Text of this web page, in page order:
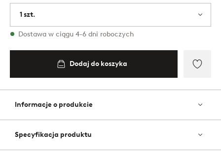
1 szt.
W magazynie
Dostawa w ciągu 4-6 dni roboczych
Dodaj do koszyka
do
Informacje o produkcie
Specyfikacja produktu